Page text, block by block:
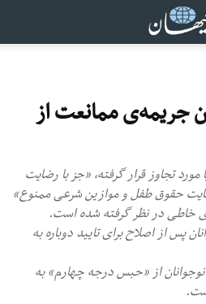
تومان جریمه‌ی ممانعت از
تجاوز قرار گرفته، «جز با رضایت
حقوق طفل و موازین شرعی ممنوع»
خاطی در نظر گرفته شده است.
پس از اصلاح برای تایید دوباره به
از «حبس درجه چهارم» به